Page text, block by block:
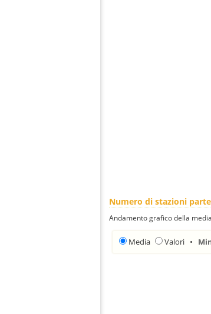
Numero di stazioni
Andamento grafico della
Media Valori •